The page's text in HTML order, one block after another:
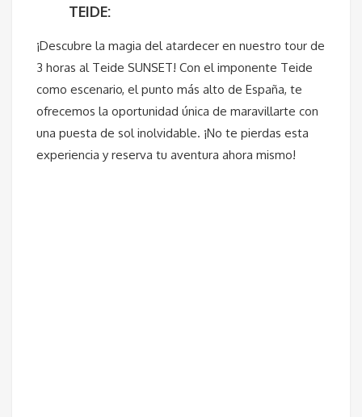
TEIDE:
¡Descubre la magia del atardecer en nuestro tour de
3 horas al Teide SUNSET! Con el imponente Teide
como escenario, el punto más alto de España, te
ofrecemos la oportunidad única de maravillarte con
una puesta de sol inolvidable. ¡No te pierdas esta
experiencia y reserva tu aventura ahora mismo!